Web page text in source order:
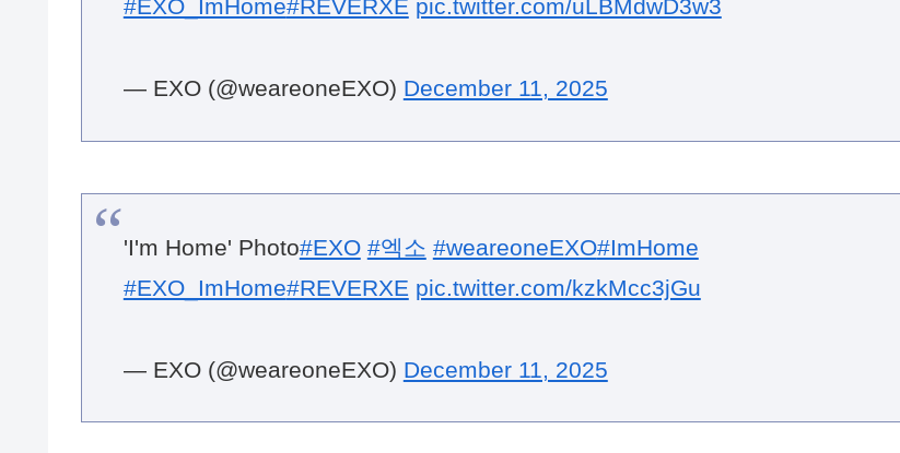
— EXO (@weareoneEXO) December 11, 2025
#REVERXE pic.twitter.com/kzkMcc3jGu